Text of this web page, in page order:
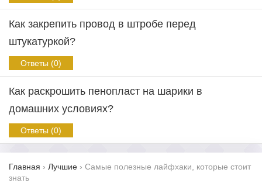
Как закрепить провод в штробе перед
штукатуркой?
Ответы (0)
Как раскрошить пенопласт на шарики в
домашних условиях?
Ответы (0)
Главная › Лучшие › Самые полезные лайфхаки, которые стоит
знать